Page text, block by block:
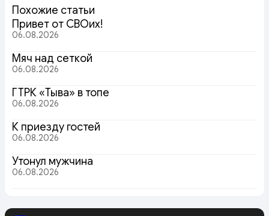
Похожие статьи
Привет от СВОих!
06.08.2026
Мяч над сеткой
06.08.2026
ГТРК «Тыва» в топе
06.08.2026
К приезду гостей
06.08.2026
Утонул мужчина
06.08.2026